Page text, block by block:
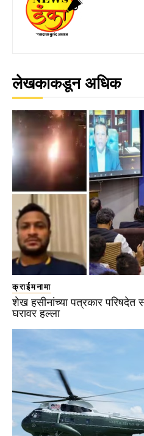
लेखकाकडून अधिक
क्राईमनामा
शेख हसीनांच्या पत्रकार परिषदेत
घरावर हल्ला